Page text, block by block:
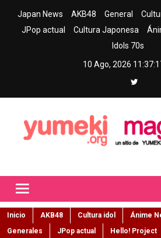
Japan News AKB48 General
JPop actual
Cultura Japonesa
Idols 70s
10 Ago, 2026
Inicio AKB48 Cultura idol Ánime
Generales
JPop actual Hello! Project